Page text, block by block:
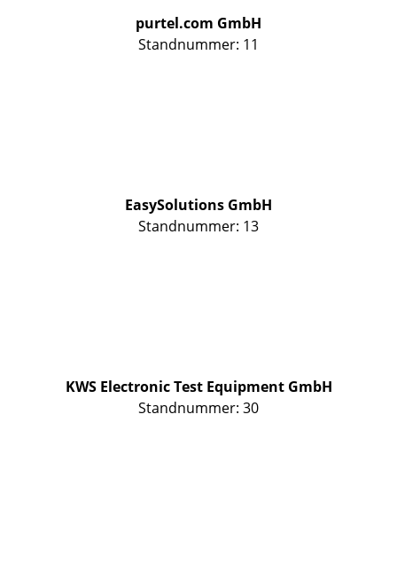
purtel.com GmbH
Standnummer: 11
EasySolutions GmbH
Standnummer: 13
KWS Electronic Test Equipment GmbH
Standnummer: 30